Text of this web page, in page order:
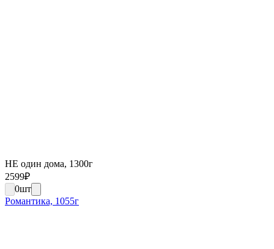
НЕ один дома, 1300г
2599₽
0шт
Романтика, 1055г